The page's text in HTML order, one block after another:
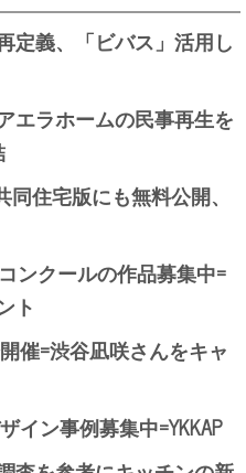
定義、「ビバス」活用し
エラホームの民事再生を
住宅版にも無料公開、
ンクールの作品募集中=
ト
催=渋谷凪咲さんをキャ
イン事例募集中=YKKAP